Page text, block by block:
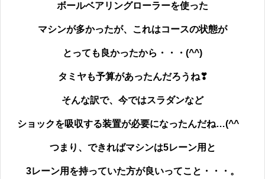
ボールベアリングローラーを使った
マシンが多かったが、これはコースの状態が
とっても良かったから・・・(^^)
タミヤも予算があったんだろうね❣
そんな訳で、今ではスラダンなど
ショックを吸収する装置が必要になったんだね…(^^ゞ
つまり、できればマシンは5レーン用と
3レーン用を持っていた方が良いってこと・・・。